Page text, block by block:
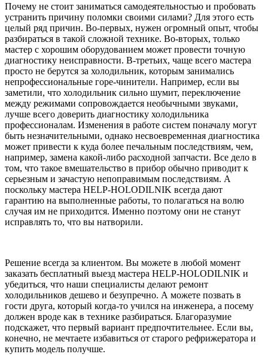
Почему не стоит заниматься самодеятельностью и пробовать
устранить причину поломки своими силами? Для этого есть
целый ряд причин. Во-первых, нужен огромный опыт, чтобы
разбираться в такой сложной технике. Во-вторых, только
мастер с хорошим оборудованием может провести точную
диагностику неисправности. В-третьих, чаще всего мастера
просто не берутся за холодильник, которым занимались
непрофессиональные горе-чинители. Например, если вы
заметили, что холодильник сильно шумит, переключение
между режимами сопровождается необычными звуками,
лучше всего доверить диагностику холодильника
профессионалам. Изменения в работе систем поначалу могут
быть незначительными, однако несвоевременная диагностика
может привести к куда более печальным последствиям, чем,
например, замена какой-либо расходной запчасти. Все дело в
том, что такое вмешательство в прибор обычно приводит к
серьезным и зачастую непоправимым последствиям. А
поскольку мастера HELP-HOLODILNIK всегда дают
гарантию на выполненные работы, то полагаться на волю
случая им не приходится. Именно поэтому они не станут
исправлять то, что вы натворили.
Решение всегда за клиентом. Вы можете в любой момент
заказать бесплатный выезд мастера HELP-HOLODILNIK и
убедиться, что наши специалисты делают ремонт
холодильников дешево и безупречно. А можете позвать в
гости друга, который когда-то учился на инженера, а посему
должен вроде как в технике разбираться. Благоразумие
подскажет, что первый вариант предпочтительнее. Если вы,
конечно, не мечтаете избавиться от старого рефрижератора и
купить модель получше.